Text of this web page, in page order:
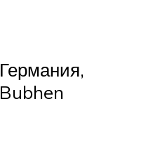
Германия,
Bubhen